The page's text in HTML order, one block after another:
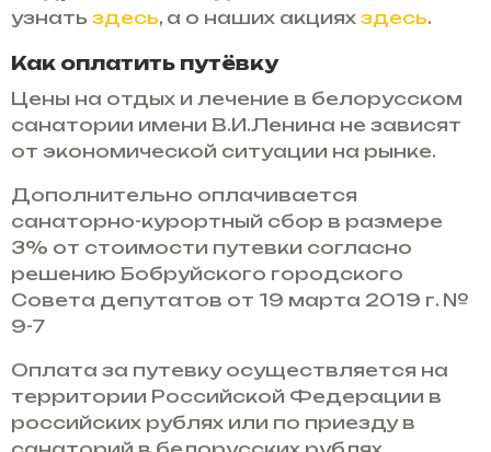
узнать здесь, а о наших акциях здесь.
Как оплатить путёвку
Цены на отдых и лечение в белорусском
санатории имени В.И.Ленина не зависят
от экономической ситуации на рынке.
Дополнительно оплачивается
санаторно-курортный сбор в размере
3% от стоимости путевки согласно
решению Бобруйского городского
Совета депутатов от 19 марта 2019 г. №
9-7
Оплата за путевку осуществляется на
территории Российской Федерации в
российских рублях или по приезду в